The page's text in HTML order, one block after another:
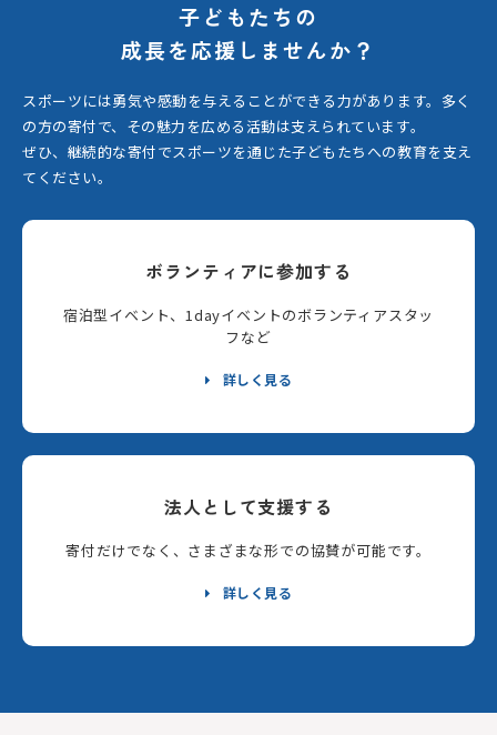
子どもたちの
成長を応援しませんか？
スポーツには勇気や感動を与えることができる力があります。 多く
の方の寄付で、その魅力を広める活動は支えられています。
ぜひ、継続的な寄付でスポーツを通じた子どもたちへの教育を支え
てください。
ボランティアに参加する
宿泊型イベント、1dayイベントのボランティアスタッ
フなど
詳しく見る
法人として支援する
寄付だけでなく、さまざまな形での協賛が可能です。
詳しく見る